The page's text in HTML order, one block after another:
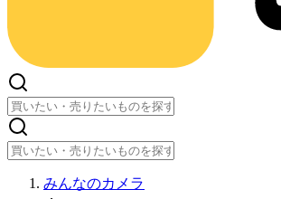
みんなのカメラ